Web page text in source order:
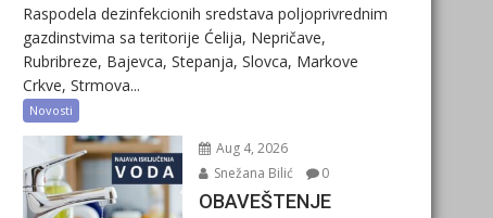
Raspodela dezinfekcionih sredstava poljoprivrednim
gazdinstvima sa teritorije Ćelija, Nepričave,
Rubribreze, Bajevca, Stepanja, Slovca, Markove
Crkve, Strmova...
Novosti
Aug 4, 2026
Snežana Bilić
0
OBAVEŠTENJE